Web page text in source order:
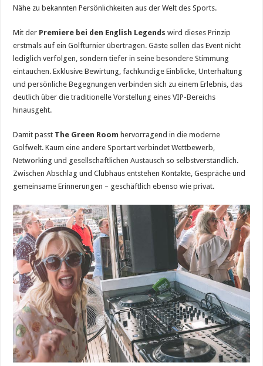
Nähe zu bekannten Persönlichkeiten aus der Welt des Sports.
Mit der Premiere bei den English Legends wird dieses Prinzip
erstmals auf ein Golfturnier übertragen. Gäste sollen das Event nicht
lediglich verfolgen, sondern tiefer in seine besondere Stimmung
eintauchen. Exklusive Bewirtung, fachkundige Einblicke, Unterhaltung
und persönliche Begegnungen verbinden sich zu einem Erlebnis, das
deutlich über die traditionelle Vorstellung eines VIP-Bereichs
hinausgeht.
Damit passt The Green Room hervorragend in die moderne
Golfwelt. Kaum eine andere Sportart verbindet Wettbewerb,
Networking und gesellschaftlichen Austausch so selbstverständlich.
Zwischen Abschlag und Clubhaus entstehen Kontakte, Gespräche und
gemeinsame Erinnerungen – geschäftlich ebenso wie privat.